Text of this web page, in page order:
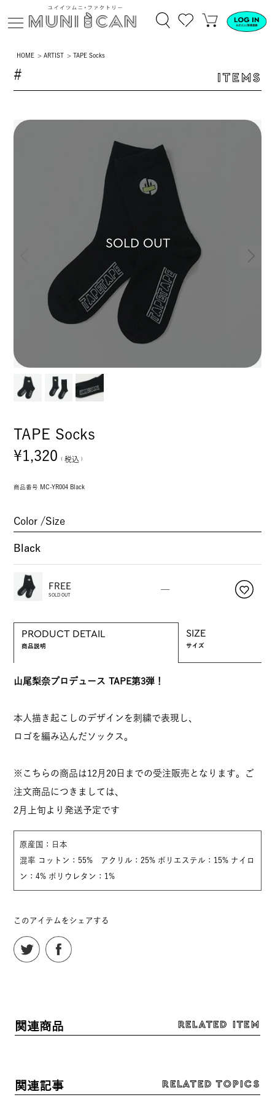
HOME ARTIST TAPE Socks
# ITEMS
SOLD OUT
TAPE Socks
¥1,320 税込
商品番号 MC-YR004 Black
Color Size
Black
FREE
SOLD OUT
—
PRODUCT DETAIL
商品説明
SIZE
サイズ
山尾梨奈プロデュース TAPE第3弾！
本人描き起こしのデザインを刺繍で表現し、
ロゴを編み込んだソックス。
※こちらの商品は12月20日までの受注販売となります。ご
注文商品につきましては、
2月上旬より発送予定です
原産国：日本
混率 コットン：55% アクリル：25% ポリエステル：15% ナイロ
ン：4% ポリウレタン：1%
このアイテムをシェアする
関連商品 RELATED ITEM
関連記事 RELATED TOPICS